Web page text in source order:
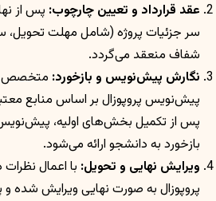
عقد قرارداد و تعیین چارچوب: پس از
سر جزئیات پروژه (شامل مهلت تحویل،
شفاف منعقد می‌گردد.
نگارش پیش‌نویس و بازخورد: متخصص
پیش‌نویس پروپوزال بر اساس منابع
پس از تکمیل بخش‌های اولیه،
بازخورد به دانشجو ارائه می‌شود.
ویرایش نهایی و تحویل: با اعمال
پروپوزال به صورت نهایی ویرایش شده